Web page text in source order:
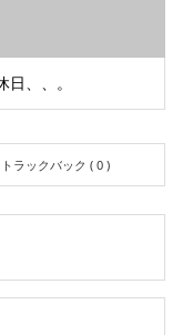
日、、。
トラックバック ( 0 )